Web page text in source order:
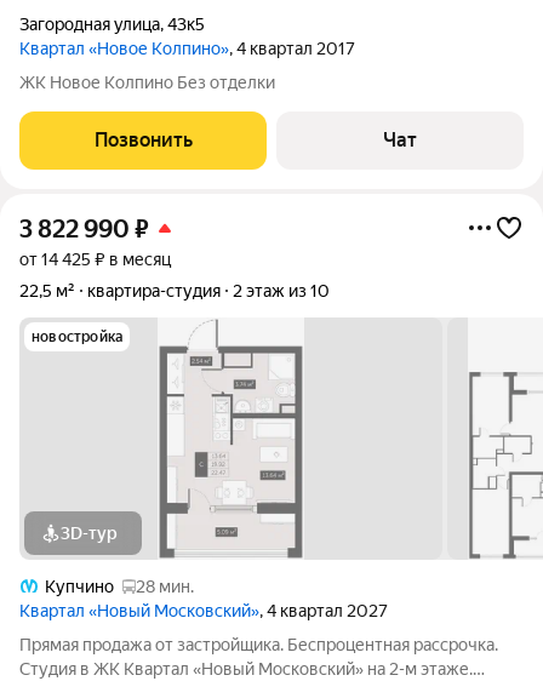
Загородная улица,43к5
Квартал «Новое Колпино», 4 квартал 2017
ЖК Новое Колпино Без отделки
Позвонить Чат
3 822 990 ₽
от 14 425 ₽ в месяц
22,5 м²
квартира-студия 2 этаж из 10
новостройка
3D-тур
Купчино
28 мин.
Квартал «Новый Московский», 4 квартал 2027
Прямая продажа от застройщика. Беспроцентная рассрочка.
Студия в ЖК Квартал «Новый Московский» на 2-м этаже.